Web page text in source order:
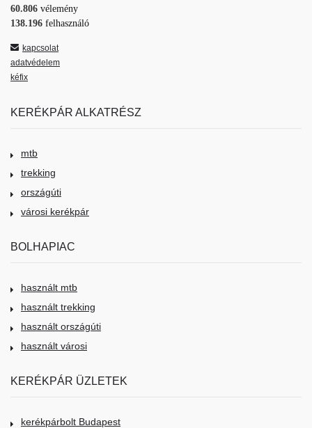
60.806 vélemény
138.196 felhasználó
kapcsolat
adatvédelem
kéfix
KERÉKPÁR ALKATRÉSZ
mtb
trekking
országúti
városi kerékpár
BOLHAPIAC
használt mtb
használt trekking
használt országúti
használt városi
KERÉKPÁR ÜZLETEK
kerékpárbolt Budapest